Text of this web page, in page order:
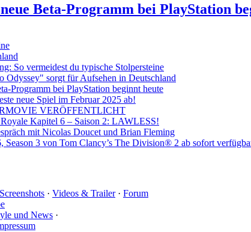
Beta-Programm bei PlayStation
So vermeidest du typische Stolpersteine
sorgt für Aufsehen in Deutschland
Programm bei PlayStation beginnt heute
neue Spiel im Februar 2025 ab!
VERÖFFENTLICHT
Kapitel 6 – Saison 2: LAWLESS!
mit Nicolas Doucet und Brian Fleming
Season 3 von Tom Clancy’s The Division® 2 ab sofort
Screenshots · Videos & Trailer· Forum
und News ·